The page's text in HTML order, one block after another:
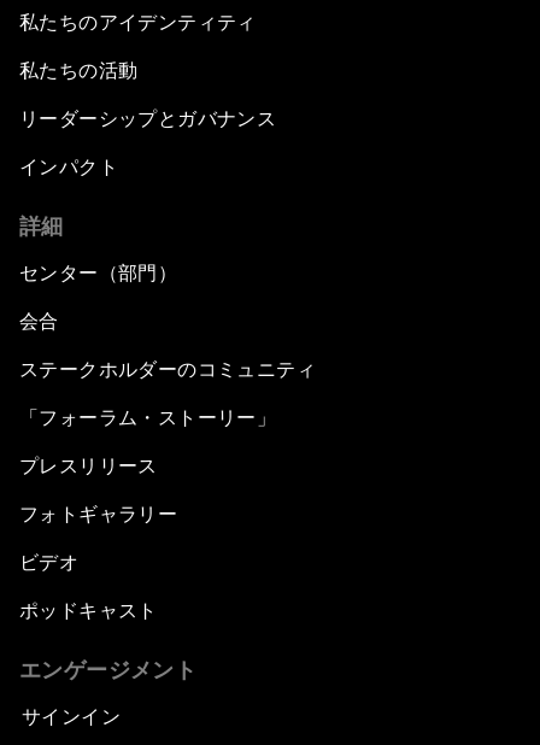
私たちのアイデンティティ
私たちの活動
リーダーシップとガバナンス
インパクト
詳細
センター（部門）
会合
ステークホルダーのコミュニティ
「フォーラム・ストーリー」
プレスリリース
フォトギャラリー
ビデオ
ポッドキャスト
エンゲージメント
サインイン